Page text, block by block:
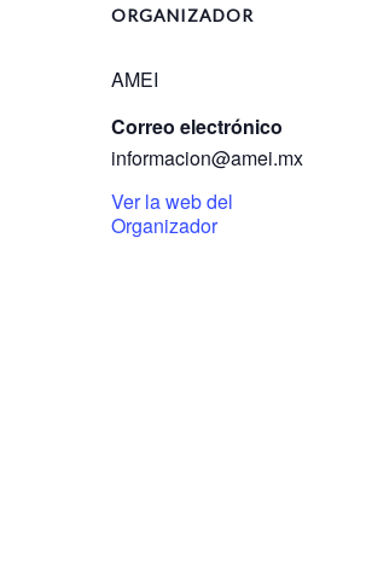
ORGANIZADOR
AMEI
Correo electrónico
informacion@amei.mx
Ver la web del
Organizador